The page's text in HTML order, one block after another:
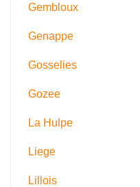
Gembloux
Genappe
Gosselies
Gozee
La Hulpe
Liege
Lillois